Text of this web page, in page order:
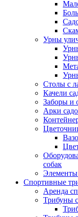
Урны
Столы с
Качели
Заборы и
Арки
собак
Элементы
Спортивные
Аренда
Трибуны